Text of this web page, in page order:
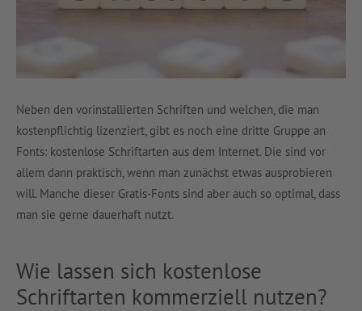
Neben den vorinstallierten Schriften und welchen, die man
kostenpflichtig lizenziert, gibt es noch eine dritte Gruppe an
Fonts: kostenlose Schriftarten aus dem Internet. Die sind vor
allem dann praktisch, wenn man zunächst etwas ausprobieren
will. Manche dieser Gratis-Fonts sind aber auch so optimal, dass
man sie gerne dauerhaft nutzt.
Wie lassen sich kostenlose
Schriftarten kommerziell nutzen?